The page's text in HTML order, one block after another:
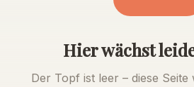
Hier wächst
Der Topf ist leer – diese